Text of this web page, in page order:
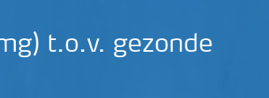
t.o.v. gezonde